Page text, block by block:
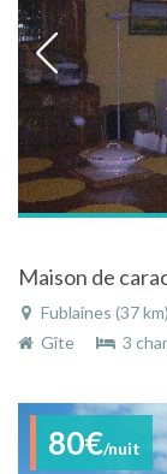
Maison de
Fublaines (37
Gîte
3
80€/nuit